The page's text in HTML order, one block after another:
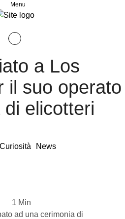
Menu
a Los
il suo operato
elicotteri
Curiosità
News
1 Min
ad una cerimonia di